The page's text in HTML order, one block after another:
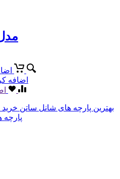
مدل
اضافه
بهترین پارچه های شانل ساتن
پارچه